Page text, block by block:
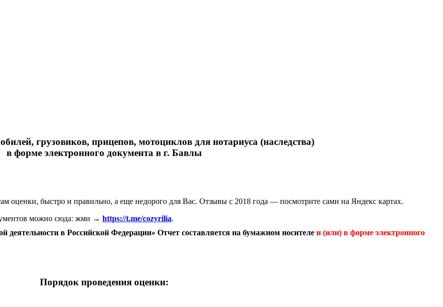
грузовиков, прицепов, мотоциклов для нотариуса (наследства)
в форме электронного документа в г. Бавлы
оценки, быстро и правильно, а еще недорого для Вас. Отзывы с 2018 года — посмотрите сами на Яндекс картах.
можно сюда: жми → https://t.me/cozyrilia.
деятельности в Российской Федерации» Отчет составляется на бумажном носителе и (или) в форме электронного
Порядок проведения оценки: